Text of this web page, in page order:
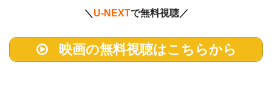
＼ U-NEXTで無料視聴／
映画の無料視聴はこちらから